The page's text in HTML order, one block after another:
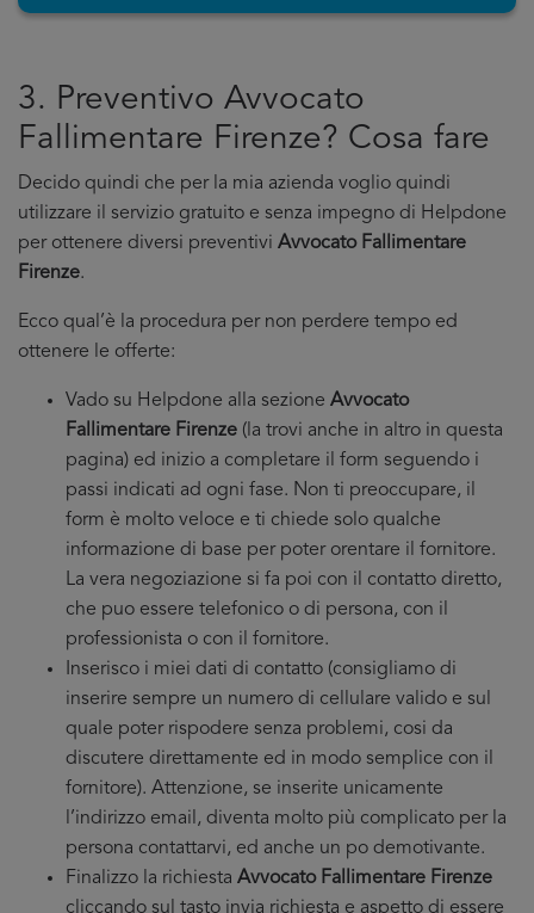
3. Preventivo Avvocato
Fallimentare Firenze? Cosa fare
Decido quindi che per la mia azienda voglio quindi
utilizzare il servizio gratuito e senza impegno di Helpdone
per ottenere diversi preventivi Avvocato Fallimentare
Firenze.
Ecco qual’è la procedura per non perdere tempo ed
ottenere le offerte:
Vado su Helpdone alla sezione Avvocato
Fallimentare Firenze (la trovi anche in altro in questa
pagina) ed inizio a completare il form seguendo i
passi indicati ad ogni fase. Non ti preoccupare, il
form è molto veloce e ti chiede solo qualche
informazione di base per poter orentare il fornitore.
La vera negoziazione si fa poi con il contatto diretto,
che puo essere telefonico o di persona, con il
professionista o con il fornitore.
Inserisco i miei dati di contatto (consigliamo di
inserire sempre un numero di cellulare valido e sul
quale poter rispodere senza problemi, cosi da
discutere direttamente ed in modo semplice con il
fornitore). Attenzione, se inserite unicamente
l’indirizzo email, diventa molto più complicato per la
persona contattarvi, ed anche un po demotivante.
Finalizzo la richiesta Avvocato Fallimentare Firenze
cliccando sul tasto invia richiesta e aspetto di essere